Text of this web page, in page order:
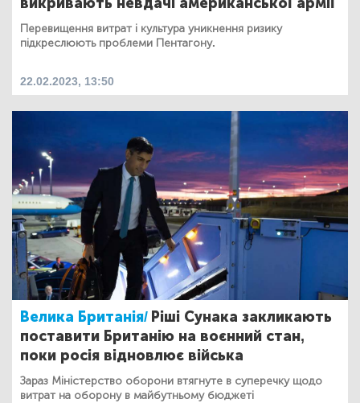
Перевищення витрат і культура уникнення ризику
підкреслюють проблеми Пентагону.
22.02.2023, 13:50
Велика Британія/ Ріші Сунака закликають
поставити Британію на воєнний стан,
поки росія відновлює війська
Зараз Міністерство оборони втягнуте в суперечку щодо
витрат на оборону в майбутньому бюджеті